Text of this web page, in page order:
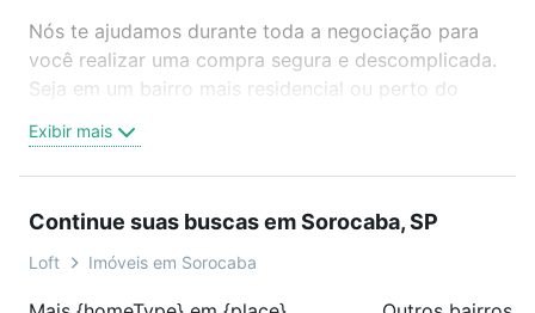
Nós te ajudamos durante toda a negociação para
você realizar uma compra segura e descomplicada.
Seja em um bairro mais residencial ou perto do
oferta ideal de Imóveis com 3 quartos à venda em
Sorocaba, SP para conquistar seu sonho. Agende
sem compromisso e você ainda conta com mais de
46 mil corretores e imobiliárias te ajudando na
Exibir mais
Continue suas buscas em Sorocaba, SP
Loft Imóveis em Sorocaba